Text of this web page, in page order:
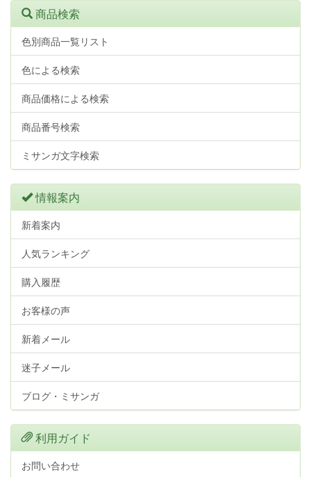
商品検索
色別商品一覧リスト
色による検索
商品価格による検索
商品番号検索
ミサンガ文字検索
情報案内
新着案内
人気ランキング
購入履歴
お客様の声
新着メール
迷子メール
ブログ・ミサンガ
利用ガイド
お問い合わせ